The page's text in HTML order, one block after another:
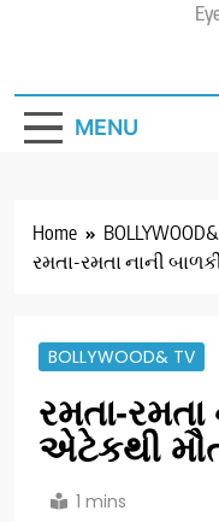
MENU
Home
રમતા-રમતા નાની
BOLLYWOOD& TV
રમતા-રમતા
એટેકથી
1 mins